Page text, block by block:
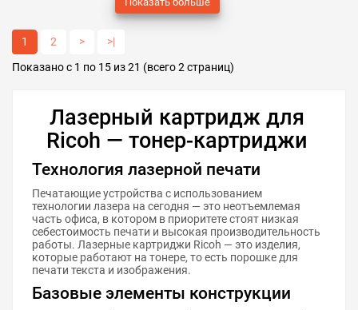
1 2 >
>|
Показано с 1 по 15 из 21 (всего 2 страниц)
Лазерный картридж для
Ricoh — тонер-картриджи
Технология лазерной печати
Печатающие устройства с использованием
технологии лазера на сегодня — это неотъемлемая
часть офиса, в котором в приоритете стоят низкая
себестоимость печати и высокая производительность
работы. Лазерные картриджи Ricoh — это изделия,
которые работают на тонере, то есть порошке для
печати текста и изображения.
Базовые элементы конструкции